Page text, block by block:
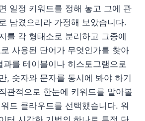
일정 키워드를 정해 놓고 그에 관
남겼으리라 가정해 보았습니다.
를 각 형태소로 분리하고 그중에
사용된 단어가 무엇인가를 찾아
과를 테이블이나 히스토그램으로
, 숫자와 문자를 동시에 봐야 하기
관적으로 한눈에 키워드를 알아볼
드 클라우드를 선택했습니다. 워